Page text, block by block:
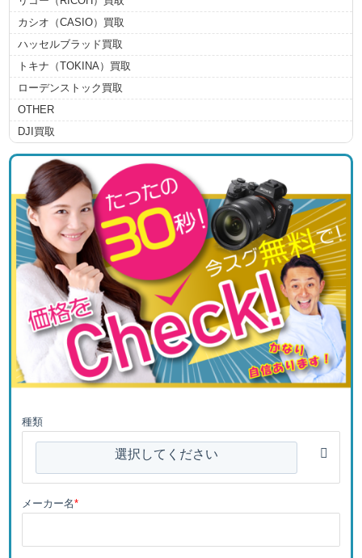
カシオ（CASIO）買取
ハッセルブラッド買取
トキナ（TOKINA）買取
ローデンストック買取
OTHER
DJI買取
種類
選択してください
メーカー名*